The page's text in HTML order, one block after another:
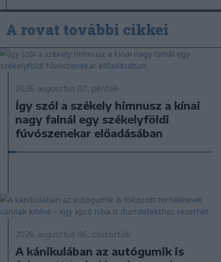
A rovat további cikkei
2026. augusztus 07., péntek
Így szól a székely himnusz a kínai
nagy falnál egy székelyföldi
fúvószenekar előadásában
2026. augusztus 06., csütörtök
A kánikulában az autógumik is